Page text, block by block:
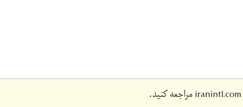
iranintl.comمراجعه کنید.